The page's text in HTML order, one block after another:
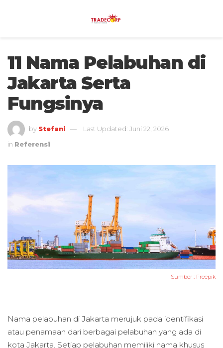
11 Nama Pelabuhan di
Jakarta Serta
Fungsinya
by Stefani
Last Updated: Juni 22, 2026
in Referensi
Sumber : Freepik
Nama pelabuhan di Jakarta merujuk pada identifikasi
atau penamaan dari berbagai pelabuhan yang ada di
kota Jakarta. Setiap pelabuhan memiliki nama khusus